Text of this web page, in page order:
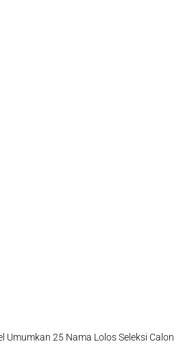
Umumkan 25 Nama Lolos Seleksi Calon